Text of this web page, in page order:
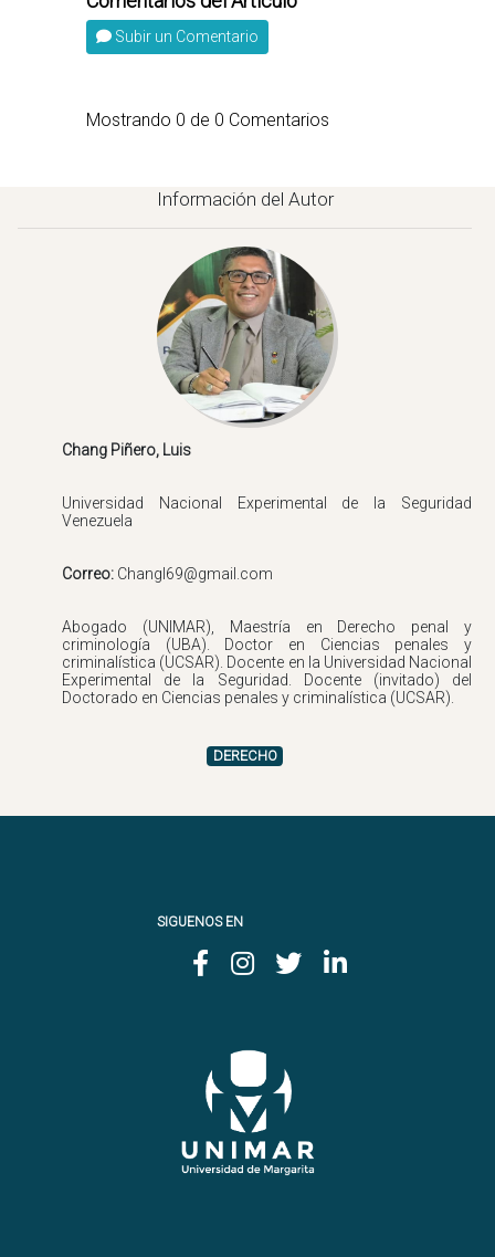
Subir un Comentario
Mostrando 0 de 0 Comentarios
Información del Autor
Universidad Nacional Experimental de la Seguridad
Correo:
Abogado (UNIMAR), Maestría en Derecho penal y
criminología (UBA). Doctor en Ciencias penales y
criminalística (UCSAR). Docente en la Universidad Nacional
Experimental de la Seguridad. Docente (invitado) del
DERECHO
SIGUENOS EN